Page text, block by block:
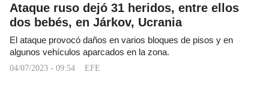
Ataque ruso dejó 31 heridos, entre ellos
dos bebés, en Járkov, Ucrania
El ataque provocó daños en varios bloques de pisos y en
algunos vehículos aparcados en la zona.
04/07/2023 - 09:54 EFE